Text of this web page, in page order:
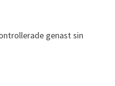
genast sin